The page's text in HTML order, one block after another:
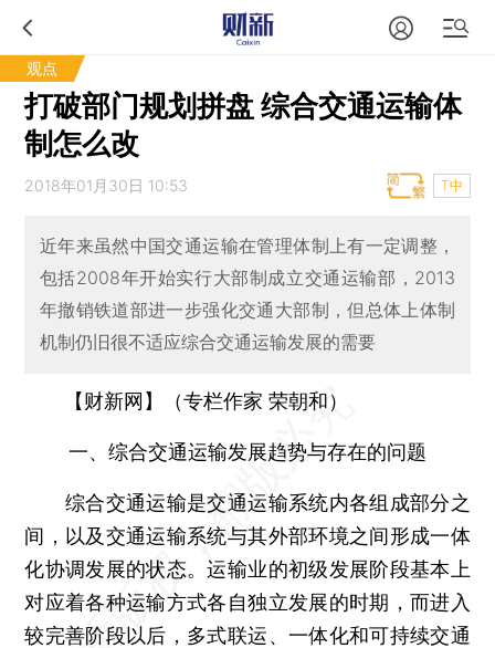
观点
打破部门规划拼盘 综合交通运输体
制怎么改
2018年01月30日 10:53 T中
近年来虽然中国交通运输在管理体制上有一定调整，
包括2008年开始实行大部制成立交通运输部，2013
年撤销铁道部进一步强化交通大部制，但总体上体制
机制仍旧很不适应综合交通运输发展的需要
【财新网】（专栏作家 荣朝和）
一、综合交通运输发展趋势与存在的问题
综合交通运输是交通运输系统内各组成部分之
间，以及交通运输系统与其外部环境之间形成一体
化协调发展的状态。运输业的初级发展阶段基本上
对应着各种运输方式各自独立发展的时期，而进入
较完善阶段以后，多式联运、一体化和可持续交通